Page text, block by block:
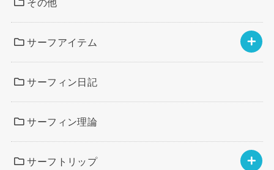
その他
サーフアイテム
サーフィン日記
サーフィン理論
サーフトリップ